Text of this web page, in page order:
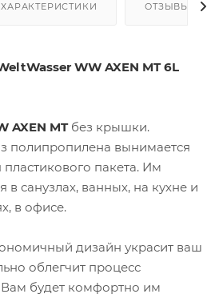
ХАРАКТЕРИСТИКИ ОТЗЫВЫ
WW AXEN MT 6L
AXEN MTбез крышки.
полипропилена вынимается
пластикового пакета. Им
в санузлах, ванных, на кухне и
в офисе.
дизайн украсит ваш
облегчит процесс
будет комфортно им